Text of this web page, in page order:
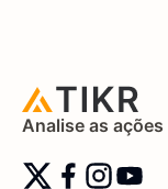
Analise as